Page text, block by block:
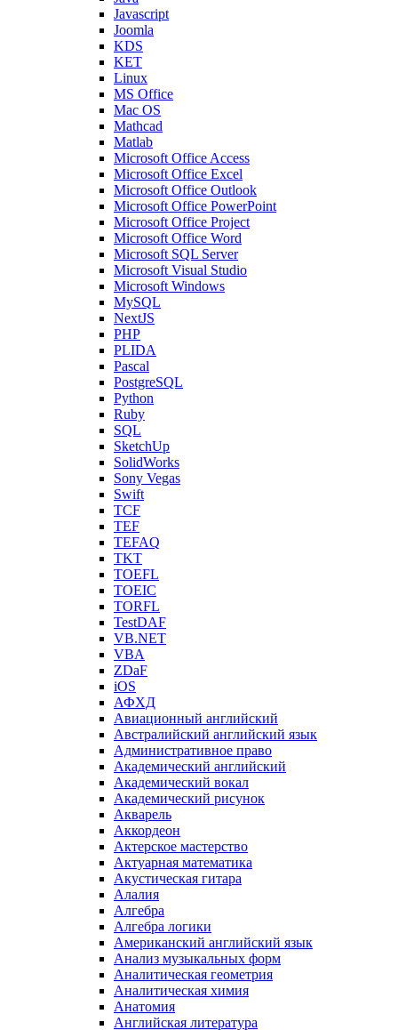
Javascript
Joomla
KDS
KET
Linux
MS Office
Mac OS
Mathcad
Matlab
Microsoft Office Access
Microsoft Office Excel
Microsoft Office Outlook
Microsoft Office PowerPoint
Microsoft Office Project
Microsoft Office Word
Microsoft SQL Server
Microsoft Visual Studio
Microsoft Windows
MySQL
NextJS
PHP
PLIDA
Pascal
PostgreSQL
Python
Ruby
SQL
SketchUp
SolidWorks
Sony Vegas
Swift
TCF
TEF
TEFAQ
TKT
TOEFL
TOEIC
TORFL
TestDAF
VB.NET
VBA
ZDaF
iOS
АФХД
Авиационный английский
Австралийский английский язык
Административное право
Академический английский
Академический вокал
Академический рисунок
Акварель
Аккордеон
Актерское мастерство
Актуарная математика
Акустическая гитара
Алалия
Алгебра
Алгебра логики
Американский английский язык
Анализ музыкальных форм
Аналитическая геометрия
Аналитическая химия
Анатомия
Английская литература